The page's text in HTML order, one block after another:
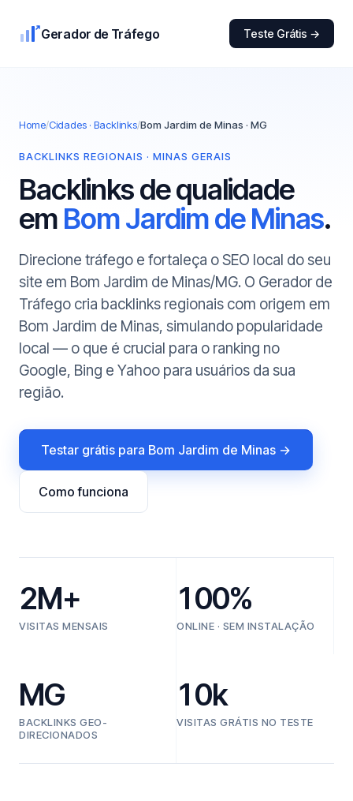
Gerador de Tráfego Teste Grátis →
Home/Cidades · Backlinks/Bom Jardim de Minas · MG
BACKLINKS REGIONAIS · MINAS GERAIS
Backlinks de qualidade
em Bom Jardim de Minas.
Direcione tráfego e fortaleça o SEO local do seu
site em Bom Jardim de Minas/MG. O Gerador de
Tráfego cria backlinks regionais com origem em
Bom Jardim de Minas, simulando popularidade
local — o que é crucial para o ranking no
Google, Bing e Yahoo para usuários da sua
região.
Testar grátis para Bom Jardim de Minas →
Como funciona
2M+
VISITAS MENSAIS
100%
ONLINE · SEM INSTALAÇÃO
MG
BACKLINKS GEO-
DIRECIONADOS
10k
VISITAS GRÁTIS NO TESTE